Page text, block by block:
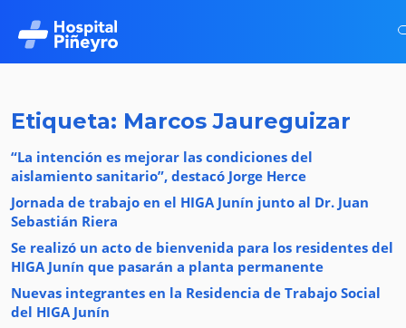
Etiqueta: Marcos Jaureguizar
“La intención es mejorar las condiciones del
aislamiento sanitario”, destacó Jorge Herce
Jornada de trabajo en el HIGA Junín junto al Dr. Juan
Sebastián Riera
Se realizó un acto de bienvenida para los residentes del
HIGA Junín que pasarán a planta permanente
Nuevas integrantes en la Residencia de Trabajo Social
del HIGA Junín